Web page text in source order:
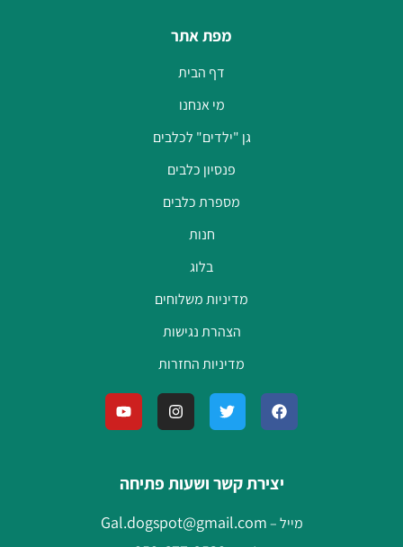
מפת אתר
דף הבית
מי אנחנו
גן "ילדים" לכלבים
פנסיון כלבים
מספרת כלבים
חנות
בלוג
מדיניות משלוחים
הצהרת נגישות
מדיניות החזרות
יצירת קשר ושעות פתיחה
מייל –Gal.dogspot@gmail.com